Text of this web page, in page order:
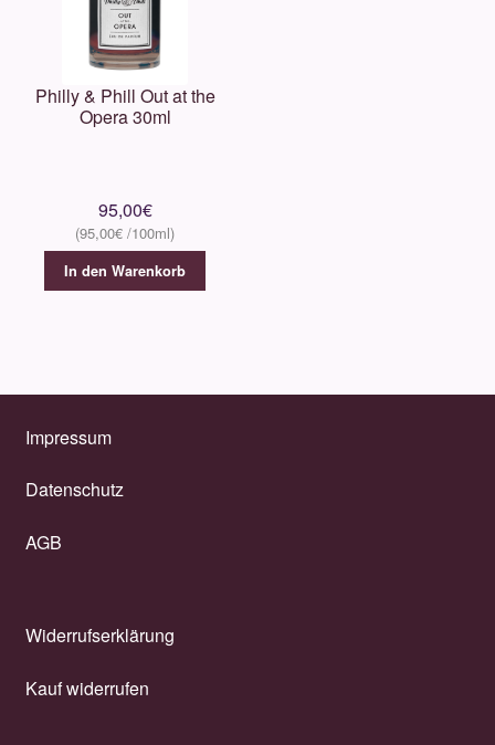
Philly & Phill Out at the
Opera 30ml
95,00€
95,00€
In den Warenkorb
Impressum
Datenschutz
AGB
Widerrufserklärung
Kauf widerrufen